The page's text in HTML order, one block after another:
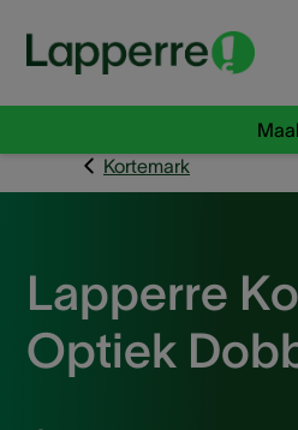
Kortemark
Lapperre
Optiek